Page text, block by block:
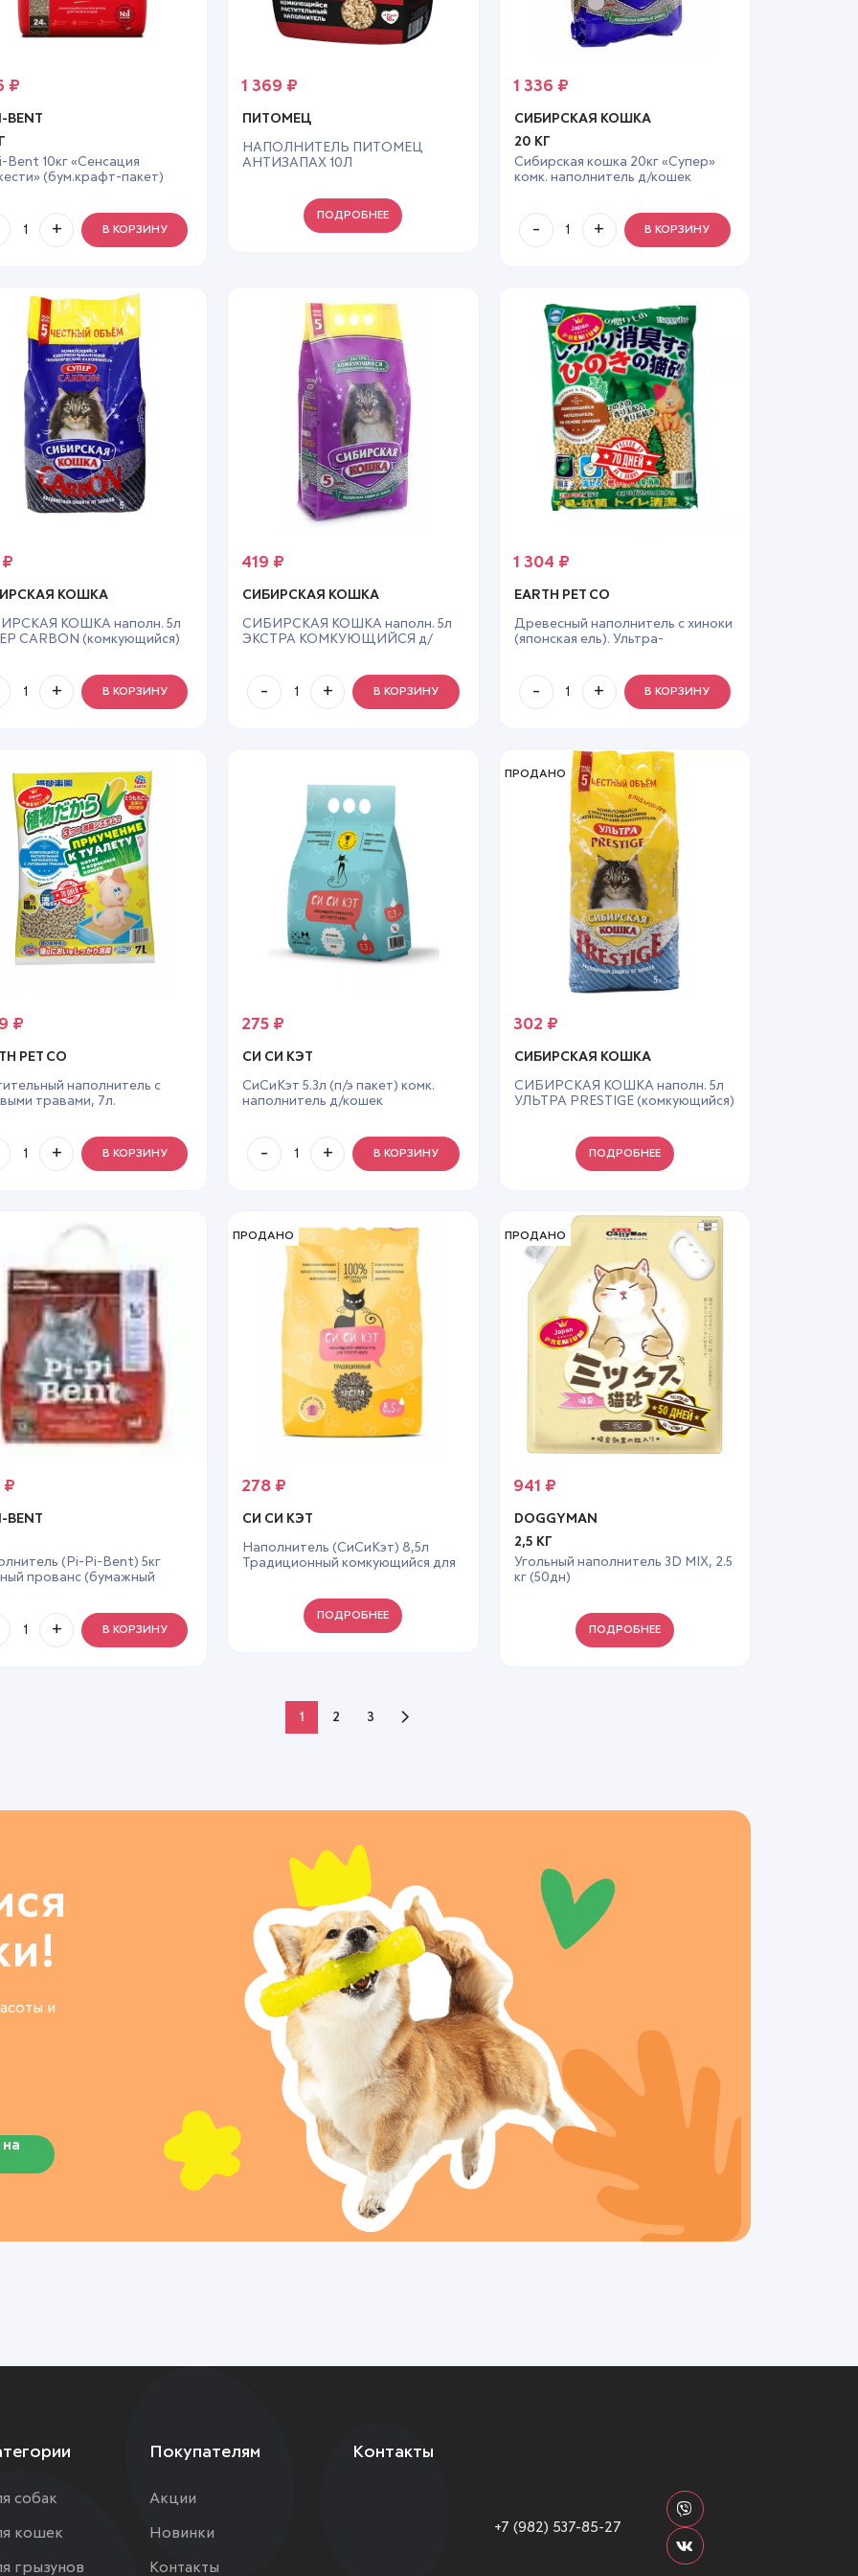
₽
BENT
Bent 10кг «Сенсация
(бум.крафт-пакет)
В КОРЗИНУ
1 369 ₽
ПИТОМЕЦ
НАПОЛНИТЕЛЬ ПИТОМЕЦ
АНТИЗАПАХ 10Л
ПОДРОБНЕЕ
1 336 ₽
СИБИРСКАЯ КОШКА
20 КГ
Сибирская кошка 20кг «Супер»
комк. наполнитель д/кошек
В КОРЗИНУ
₽
КОШКА
КОШКА наполн. 5л
CARBON (комкующийся)
В КОРЗИНУ
419 ₽
СИБИРСКАЯ КОШКА
СИБИРСКАЯ КОШКА наполн. 5л
ЭКСТРА КОМКУЮЩИЙСЯ д/
В КОРЗИНУ
1 304 ₽
EARTH PET CO
Древесный наполнитель с хиноки
(японская ель). Ультра-
В КОРЗИНУ
₽
PET CO
наполнитель с
травами, 7л.
В КОРЗИНУ
275 ₽
СИ СИ КЭТ
СиСиКэт 5.3л (п/э пакет) комк.
наполнитель д/кошек
В КОРЗИНУ
ПРОДАНО
302 ₽
СИБИРСКАЯ КОШКА
СИБИРСКАЯ КОШКА наполн. 5л
УЛЬТРА PRESTIGE (комкующийся)
ПОДРОБНЕЕ
₽
BENT
(Pi-Pi-Bent) 5кг
прованс (бумажный
В КОРЗИНУ
ПРОДАНО
278 ₽
СИ СИ КЭТ
Наполнитель (СиСиКэт) 8,5л
Традиционный комкующийся для
ПОДРОБНЕЕ
ПРОДАНО
941 ₽
DOGGYMAN
2,5 КГ
Угольный наполнитель 3D MIX, 2.5
кг (50дн)
ПОДРОБНЕЕ
1 2 3
и
на
собак
кошек
грызунов
Покупателям
Акции
Новинки
Контакты
Контакты
+7 (982) 537-85-27